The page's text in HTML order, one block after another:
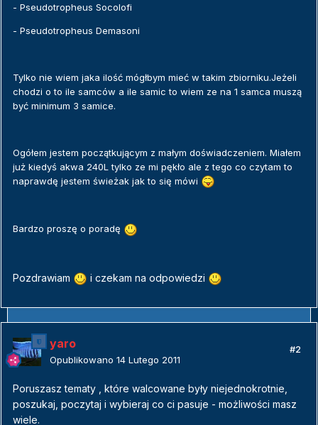
- Pseudotropheus Socolofi
- Pseudotropheus Demasoni
Tylko nie wiem jaka ilość mógłbym mieć w takim zbiorniku.Jeżeli
chodzi o to ile samców a ile samic to wiem ze na 1 samca muszą
być minimum 3 samice.
Ogółem jestem początkującym z małym doświadczeniem. Miałem
już kiedyś akwa 240L tylko ze mi pękło ale z tego co czytam to
naprawdę jestem świeżak jak to się mówi
Bardzo proszę o poradę
Pozdrawiam i czekam na odpowiedzi
yaro
Opublikowano 14 Lutego 2011
#2
Poruszasz tematy , które walcowane były niejednokrotnie,
poszukaj, poczytaj i wybieraj co ci pasuje - możliwości masz
wiele.